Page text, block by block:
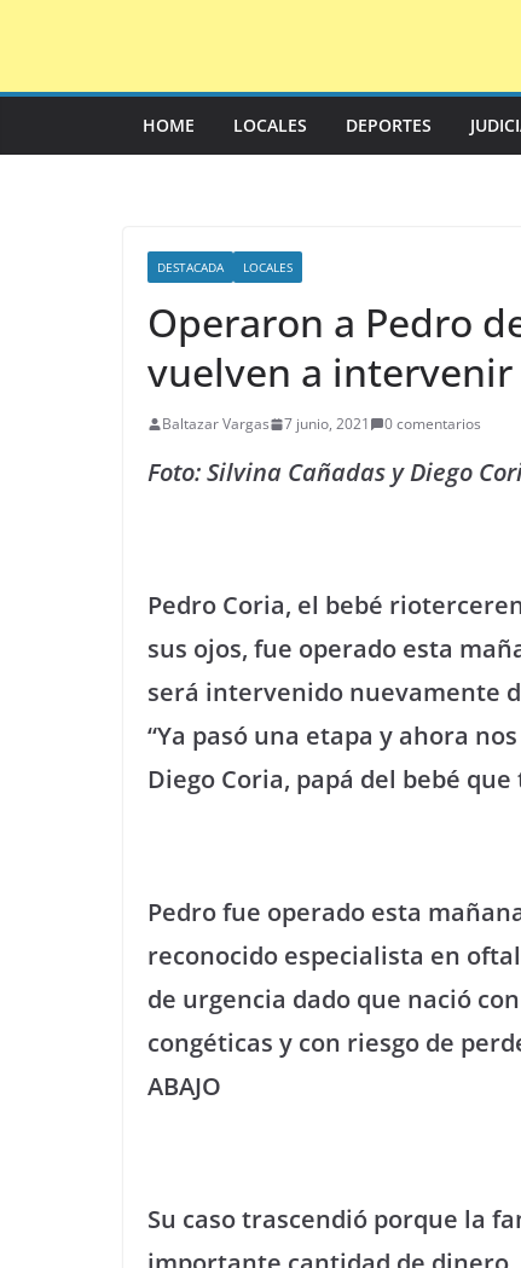
HOME LOCALES DEPORTES
DESTACADA LOCALES
Operaron a Pedro
vuelven a intervenir
Baltazar Vargas 7 junio, 2021 0 comentarios
Foto: Silvina Cañadas y Diego
Pedro Coria, el bebé
sus ojos, fue operado esta
será intervenido nuevamente
“Ya pasó una etapa y ahora
Diego Coria, papá del bebé que
Pedro fue operado esta
reconocido especialista en
de urgencia dado que nació
congéticas y con riesgo de
ABAJO
Su caso trascendió porque la